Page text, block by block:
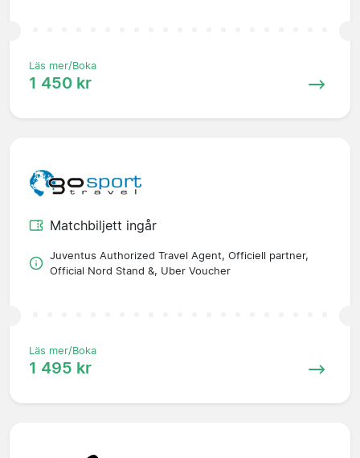
Läs mer/Boka
1 450 kr
Matchbiljett ingår
Juventus Authorized Travel Agent, Officiell partner,
Official Nord Stand &, Uber Voucher
Läs mer/Boka
1 495 kr